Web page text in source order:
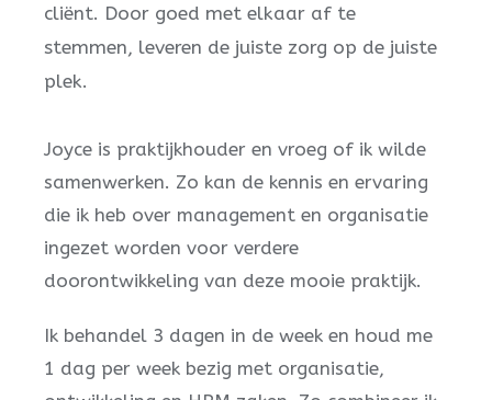
cliënt. Door goed met elkaar af te
stemmen, leveren de juiste zorg op de juiste
plek.
Joyce is praktijkhouder en vroeg of ik wilde
samenwerken. Zo kan de kennis en ervaring
die ik heb over management en organisatie
ingezet worden voor verdere
doorontwikkeling van deze mooie praktijk.
Ik behandel 3 dagen in de week en houd me
1 dag per week bezig met organisatie,